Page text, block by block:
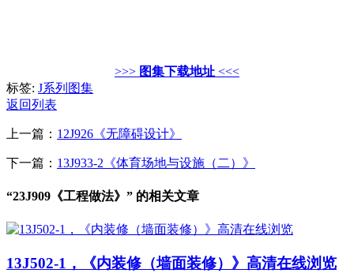
>>> 图集下载地址 <<<
标签: J系列图集
返回列表
上一篇： 12J926《无障碍设计》
下一篇： 13J933-2《体育场地与设施（二）》
“23J909《工程做法》” 的相关文章
13J502-1，《内装修（墙面装修）》高清在线浏览